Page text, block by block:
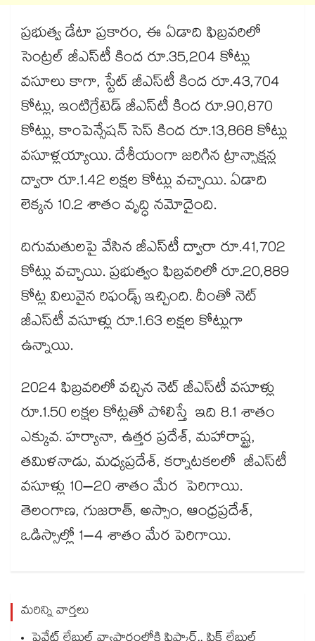
ప్రభుత్వ డేటా ప్రకారం, ఈ ఏడాది ఫిబ్రవరిలో
సెంట్రల్ జీఎస్‌‌టీ కింద రూ.35,204 కోట్లు
వసూలు కాగా, స్టేట్ జీఎస్‌‌టీ కింద రూ.43,704
కోట్లు, ఇంటిగ్రేటెడ్ జీఎస్‌‌టీ కింద రూ.90,870
కోట్లు, కాంపెన్సేషన్ సెస్‌‌ కింద రూ.13,868 కోట్లు
వసూళ్లయ్యాయి. దేశీయంగా జరిగిన ట్రాన్సాక్షన్ల
ద్వారా రూ.1.42 లక్షల కోట్లు వచ్చాయి. ఏడాది
లెక్కన 10.2 శాతం వృద్ధి నమోదైంది.
దిగుమతులపై వేసిన జీఎస్‌‌టీ ద్వారా రూ.41,702
కోట్లు వచ్చాయి. ప్రభుత్వం ఫిబ్రవరిలో రూ.20,889
కోట్ల విలువైన రిఫండ్స్ ఇచ్చింది. దీంతో నెట్
జీఎస్‌‌టీ వసూళ్లు రూ.1.63 లక్షల కోట్లుగా
ఉన్నాయి.
2024 ఫిబ్రవరిలో వచ్చిన నెట్‌‌ జీఎస్‌‌టీ వసూళ్లు
రూ.1.50 లక్షల కోట్లతో పోలిస్తే ఇది 8.1 శాతం
ఎక్కువ. హర్యానా, ఉత్తర ప్రదేశ్‌‌, మహారాష్ట్ర,
తమిళనాడు, మధ్యప్రదేశ్‌‌, కర్నాటకలలో జీఎస్‌‌టీ
వసూళ్లు 10–20 శాతం మేర పెరిగాయి.
తెలంగాణ, గుజరాత్‌‌, అస్సాం, ఆంధ్రప్రదేశ్‌‌,
ఒడిస్సాల్లో 1–4 శాతం మేర పెరిగాయి.
మరిన్ని వార్తలు